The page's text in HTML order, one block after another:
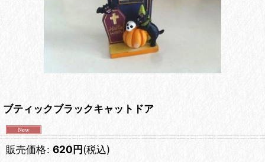
ブティックブラックキャットドア
販売価格: 620円(税込)